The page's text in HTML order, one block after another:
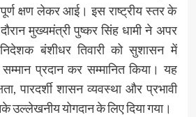
क्षण लेकर आई। इस राष्ट्रीय स्तर के
मुख्यमंत्री पुष्कर सिंह धामी ने अपर
बंशीधर तिवारी को सुशासन में
सम्मान प्रदान कर सम्मानित किया। यह
पारदर्शी शासन व्यवस्था और प्रभावी
उल्लेखनीय योगदान के लिए दिया गया।